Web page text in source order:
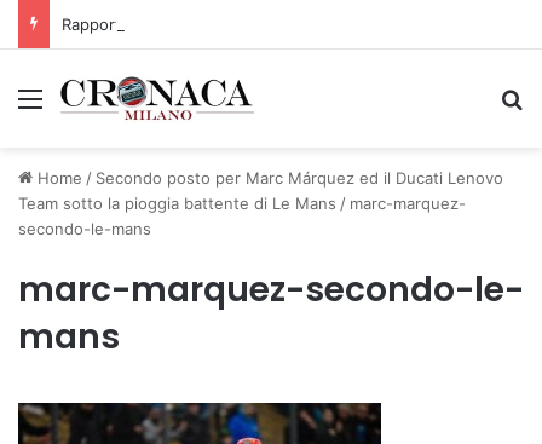
Rapporto OsMed 2025 sull’uso dei farmaci in Italia
Menu
Home / Secondo posto per Marc Márquez ed il Ducati Lenovo
Team sotto la pioggia battente di Le Mans / marc-marquez-
secondo-le-mans
marc-marquez-secondo-le-
mans